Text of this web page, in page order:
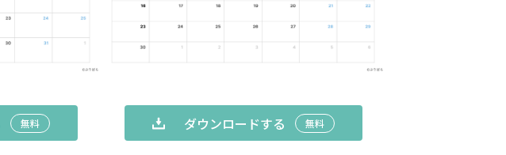
無料 ダウンロードする 無料